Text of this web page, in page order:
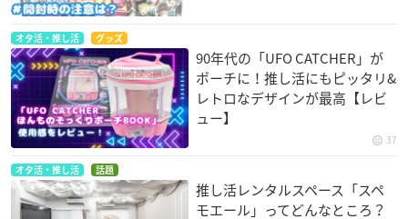
オタ活・推し活 グッズ
90年代の「UFO CATCHER」が
ポーチに！推し活にもピッタリ&
レトロなデザインが最高【レビ
ュー】
37
オタ活・推し活 話題
推し活レンタルスペース「スペ
モエール」ってどんなところ？